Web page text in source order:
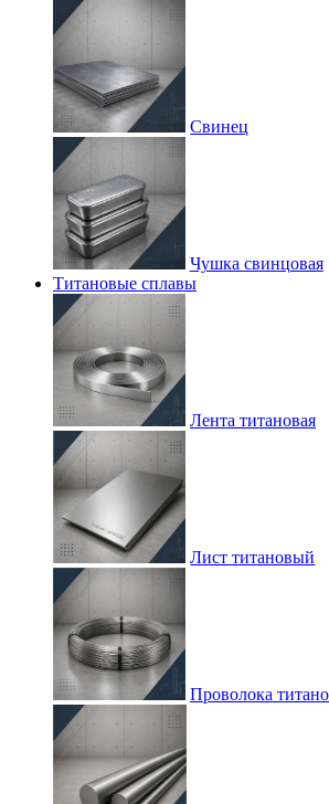
Свинец
Чушка свинцовая
Титановые сплавы
Лента титановая
Лист титановый
Проволока